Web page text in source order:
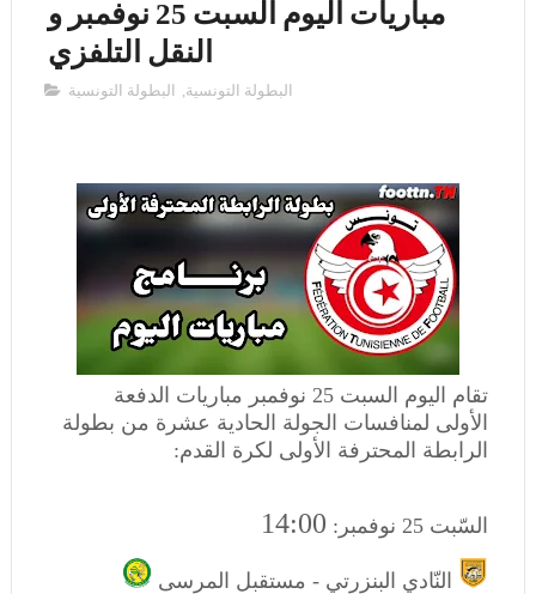
مباريات اليوم السبت 25 نوفمبر و
النقل التلفزي
البطولة التونسية, البطولة ‏التونسية ‏
تقام
اليوم السبت 25 نوفمبر مباريات الدفعة
الأولى لمنافسات الجولة الحادية عشرة من بطولة
الرابطة المحترفة الأولى لكرة القدم:
السّبت 25 نوفمبر: 14:00
النّادي البنزرتي - مستقبل المرسى